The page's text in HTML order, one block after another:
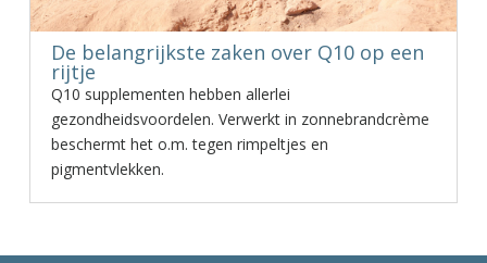
De belangrijkste zaken over Q10 op een
rijtje
Q10 supplementen hebben allerlei
gezondheidsvoordelen. Verwerkt in zonnebrandcrème
beschermt het o.m. tegen rimpeltjes en
pigmentvlekken.